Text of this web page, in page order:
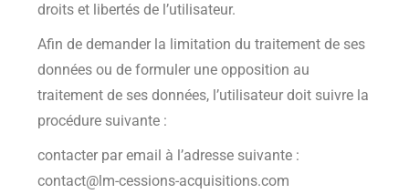
droits et libertés de l’utilisateur.
Afin de demander la limitation du traitement de ses
données ou de formuler une opposition au
traitement de ses données, l’utilisateur doit suivre la
procédure suivante :
contacter par email à l’adresse suivante :
contact@lm-cessions-acquisitions.com